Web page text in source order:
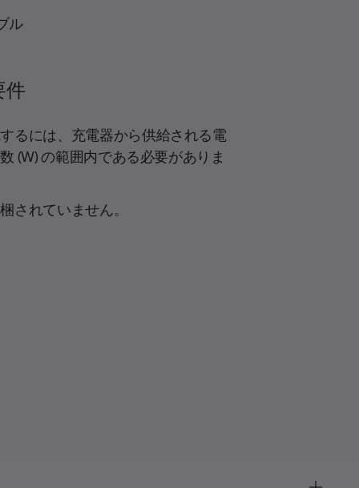
ル
件
るには、充電器から供給される電
(W) の範囲内である必要がありま
されていません。